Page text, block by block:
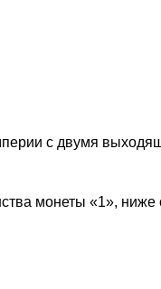
с двумя
монеты «1»,